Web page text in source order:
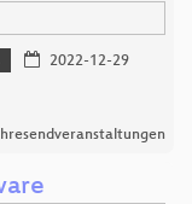
2022-12-29